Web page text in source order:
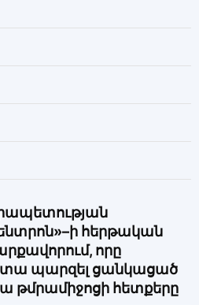
հերթական
որը
պարզել ցանկացած
թմրամիջոցի հետքերը